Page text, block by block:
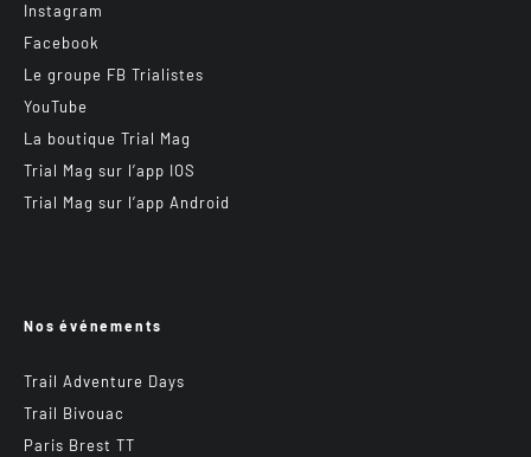
Instagram
Facebook
Le groupe FB Trialistes
YouTube
La boutique Trial Mag
Trial Mag sur l’app IOS
Trial Mag sur l’app Android
Nos événements
Trail Adventure Days
Trail Bivouac
Paris Brest TT